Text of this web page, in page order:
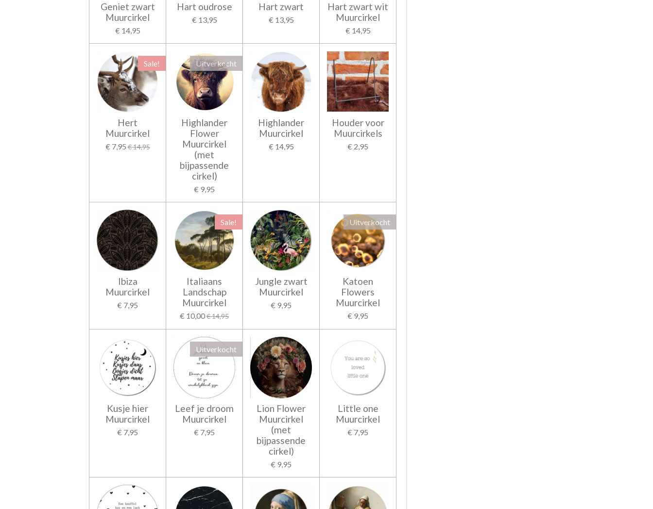
Geniet zwart
Muurcirkel
€ 14,95
Hart oudrose
€ 13,95
Hart zwart
€ 13,95
Hart zwart wit
Muurcirkel
€ 14,95
Sale!
Hert
Muurcirkel
€ 7,95 € 14,95
Uitverkocht
Highlander
Flower
Muurcirkel
(met
bijpassende
cirkel)
€ 9,95
Highlander
Muurcirkel
€ 14,95
Houder voor
Muurcirkels
€ 2,95
Ibiza
Muurcirkel
€ 7,95
Sale!
Italiaans
Landschap
Muurcirkel
€ 10,00€ 14,95
Jungle zwart
Muurcirkel
€ 9,95
Uitverkocht
Katoen
Flowers
Muurcirkel
€ 9,95
Kusje hier
Muurcirkel
€ 7,95
Uitverkocht
Leef je droom
Muurcirkel
€ 7,95
Lion Flower
Muurcirkel
(met
bijpassende
cirkel)
€ 9,95
Little one
Muurcirkel
€ 7,95